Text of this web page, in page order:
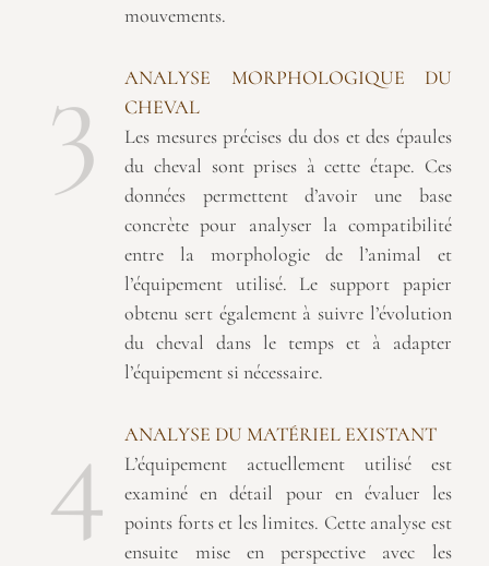
mouvements.
3
ANALYSE MORPHOLOGIQUE DU
CHEVAL
Les mesures précises du dos et des épaules
du cheval sont prises à cette étape. Ces
données permettent d’avoir une base
concrète pour analyser la compatibilité
entre la morphologie de l’animal et
l’équipement utilisé. Le support papier
obtenu sert également à suivre l’évolution
du cheval dans le temps et à adapter
l’équipement si nécessaire.
4
ANALYSE DU MATÉRIEL EXISTANT
L’équipement actuellement utilisé est
examiné en détail pour en évaluer les
points forts et les limites. Cette analyse est
ensuite mise en perspective avec les